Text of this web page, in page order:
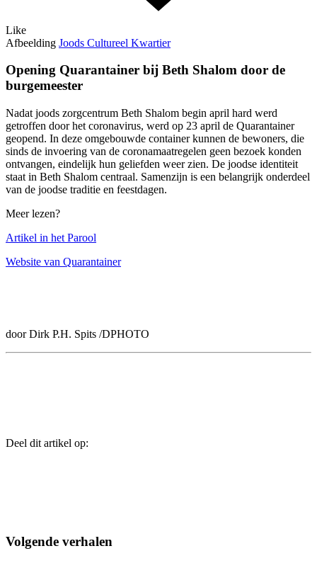
Like
Afbeelding Joods Cultureel Kwartier
Opening Quarantainer bij Beth Shalom door de
burgemeester
Nadat joods zorgcentrum Beth Shalom begin april hard werd
getroffen door het coronavirus, werd op 23 april de Quarantainer
geopend. In deze omgebouwde container kunnen de bewoners, die
sinds de invoering van de coronamaatregelen geen bezoek konden
ontvangen, eindelijk hun geliefden weer zien. De joodse identiteit
staat in Beth Shalom centraal. Samenzijn is een belangrijk onderdeel
van de joodse traditie en feestdagen.
Meer lezen?
Artikel in het Parool
Website van Quarantainer
door Dirk P.H. Spits /DPHOTO
Deel dit artikel op:
Volgende verhalen